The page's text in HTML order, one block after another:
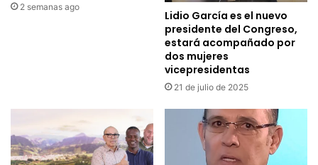
2 semanas ago
Lidio García es el nuevo
presidente del Congreso,
estará acompañado por
dos mujeres
vicepresidentas
21 de julio de 2025